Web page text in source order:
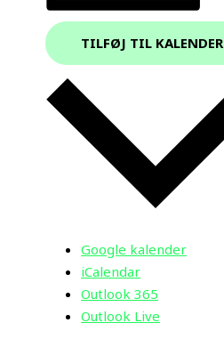
TILFØJ TIL KALENDER
Google kalender
iCalendar
Outlook 365
Outlook Live